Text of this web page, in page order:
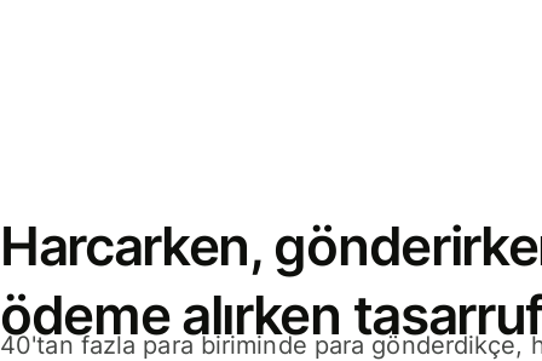
Harcarken,
ödeme alırken
40'tan fazla para biriminde para gönderdikçe,